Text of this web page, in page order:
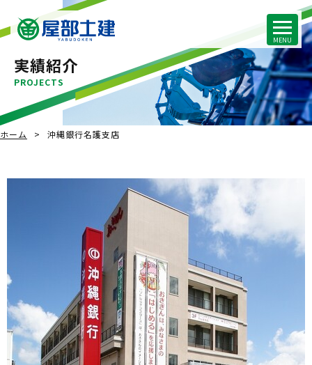
実績紹介
PROJECTS
ホーム 沖縄銀行名護支店